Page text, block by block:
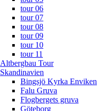
tour 06
tour 07
tour 08
tour 09
tour 10
tour 11
Altbergbau Tour
Skandinavien
Bingsjö Kyrka Enviken
Falu Gruva
Flogbergets gruva
Göteborg